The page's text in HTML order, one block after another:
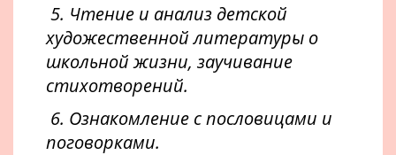
5. Чтение и анализ детской
художественной литературы о
школьной жизни, заучивание
стихотворений.
6. Ознакомление с пословицами и
поговорками.